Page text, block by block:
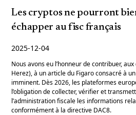
Les cryptos ne pourront
échapper au fisc français
2025-12-04
Nous avons eu l’honneur de contribuer,
Herez), à un article du Figaro consacré à
imminent. Dès 2026, les plateformes
l’obligation de collecter, vérifier et
l’administration fiscale les informations
conformément à la directive DAC8.